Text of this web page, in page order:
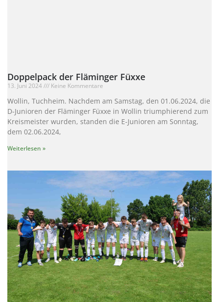
Doppelpack der Fläminger Füxxe
13. Juni 2024 Keine Kommentare
Wollin, Tuchheim. Nachdem am Samstag, den 01.06.2024, die
D-Junioren der Fläminger Füxxe in Wollin triumphierend zum
Kreismeister wurden, standen die E-Junioren am Sonntag,
dem 02.06.2024,
Weiterlesen »